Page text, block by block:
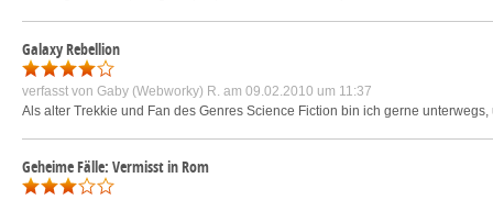
Galaxy Rebellion
verfasst von Gaby (Webworky) R. am 09.02.2010 um 11:37
Als alter Trekkie und Fan des Genres Science Fiction bin ich gerne
Geheime Fälle: Vermisst in Rom